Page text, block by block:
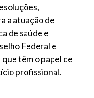
a atuação de
de saúde e
Federal e
que têm o papel de
profissional.